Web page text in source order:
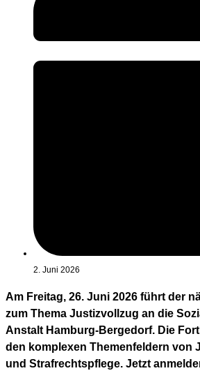
2. Juni 2026
Am Freitag, 26. Juni 2026 führt der
zum Thema Justizvollzug an die
Anstalt Hamburg-Bergedorf. Die
den komplexen Themenfeldern von
und Strafrechtspflege. Jetzt